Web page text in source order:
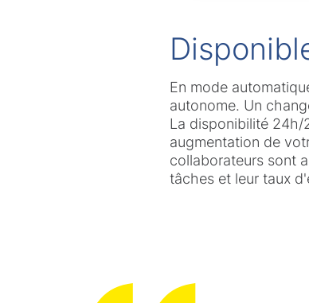
En mode
autonome. Un
La disponibilité 24h/
augmentation de
collaborateurs sont
tâches et leur taux